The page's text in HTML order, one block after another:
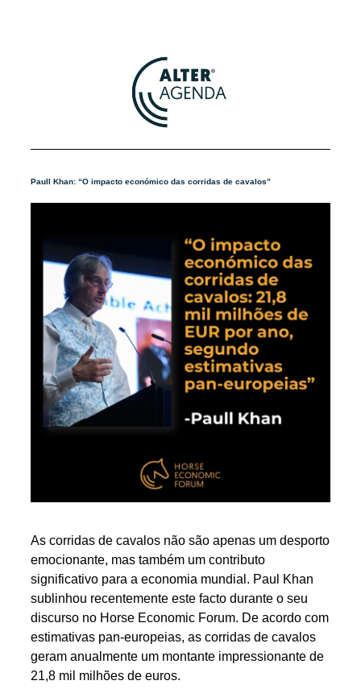
Paull Khan: “O impacto económico das corridas de cavalos”
As corridas de cavalos não são apenas um desporto
emocionante, mas também um contributo
significativo para a economia mundial. Paul Khan
sublinhou recentemente este facto durante o seu
discurso no Horse Economic Forum. De acordo com
estimativas pan-europeias, as corridas de cavalos
geram anualmente um montante impressionante de
21,8 mil milhões de euros.